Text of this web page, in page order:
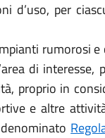
d’uso, per
rumorosi e
di interesse,
proprio in
e altre